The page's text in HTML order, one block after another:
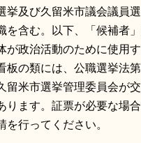
プライバ
て
閉じる
挙及び久留米市議会議員
を含む。以下、「候補者
が政治活動のために使用
板の類には、公職選挙法
留米市選挙管理委員会が
ります。証票が必要な場
を行ってください。